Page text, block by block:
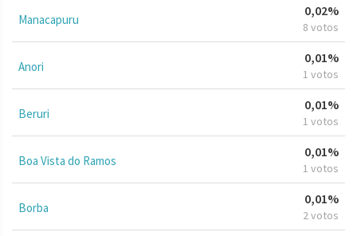
Manacapuru
0,02%
8 votos
Anori
0,01%
1 votos
Beruri
0,01%
1 votos
Boa Vista do Ramos
0,01%
1 votos
Borba
0,01%
2 votos